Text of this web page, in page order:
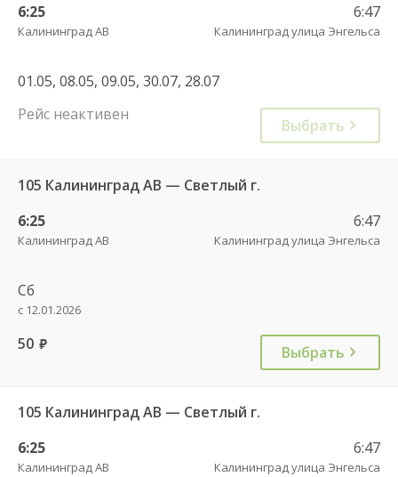
6:25
Калининград АВ
6:47
Калининград улица Энгельса
01.05, 08.05, 09.05, 30.07, 28.07
Рейс неактивен
Выбрать
105 Калининград АВ — Светлый г.
6:25
Калининград АВ
6:47
Калининград улица Энгельса
Сб
с 12.01.2026
50 руб. Выбрать
105 Калининград АВ — Светлый г.
6:25
Калининград АВ
6:47
Калининград улица Энгельса